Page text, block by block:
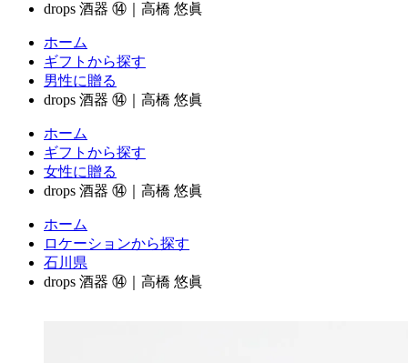
drops 酒器 ⑭｜高橋 悠眞
ホーム
ギフトから探す
男性に贈る
drops 酒器 ⑭｜高橋 悠眞
ホーム
ギフトから探す
女性に贈る
drops 酒器 ⑭｜高橋 悠眞
ホーム
ロケーションから探す
石川県
drops 酒器 ⑭｜高橋 悠眞